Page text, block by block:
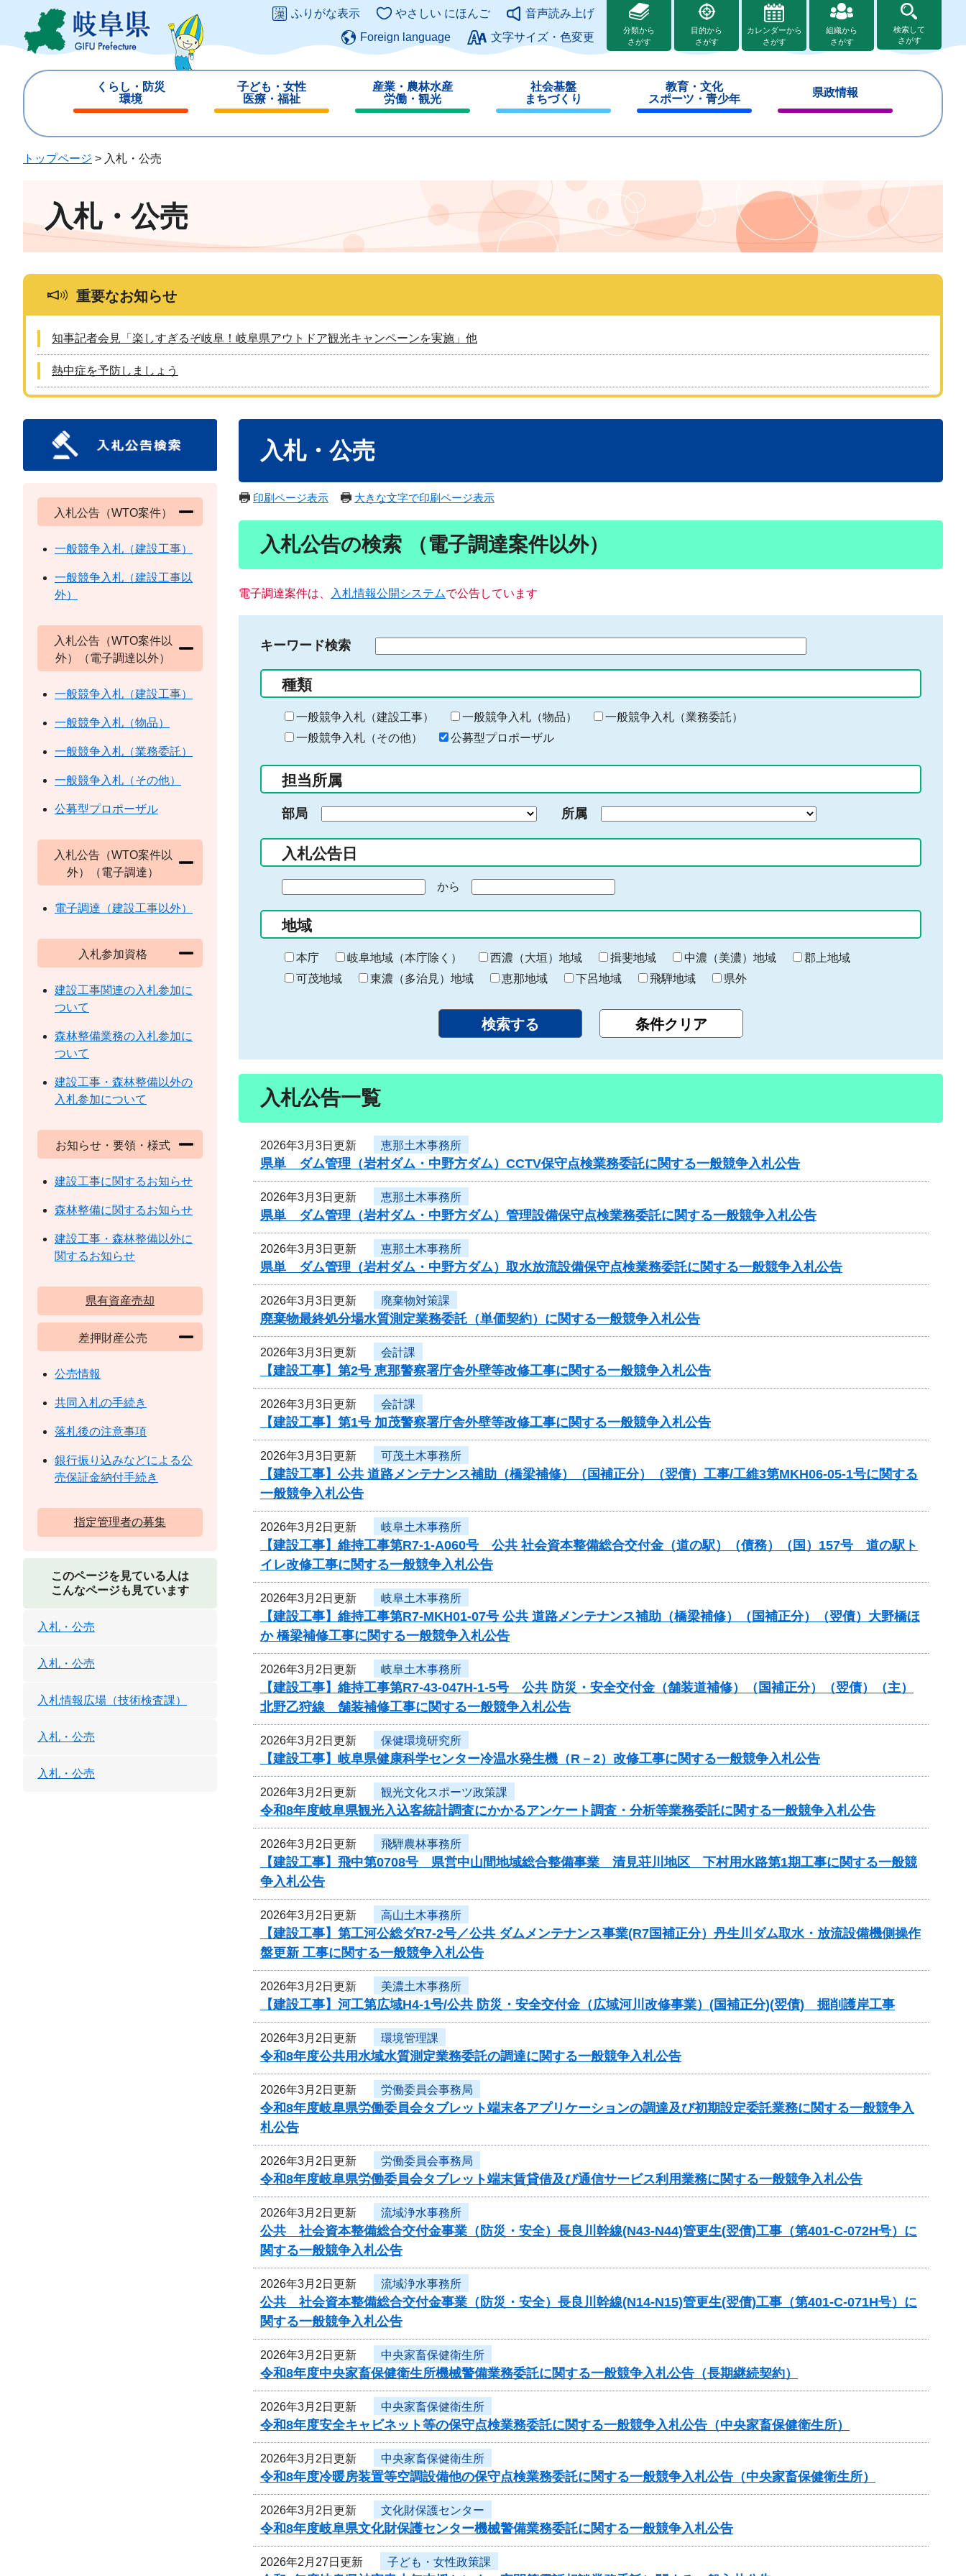
ジ
ュ
このページの本文へ
ふりがな表示 やさしい にほんご
音声読み上げ
Foreign language
文字サイズ・色変更
分類から
さがす
目的から
さがす
カレンダーから
さがす
組織から
さがす
検索して
さがす
くらし・防災
環境
じ
子ども・女性
医療・福祉
じ
産業・農林水産
労働・観光
じ
社会基盤
まちづくり
じ
教育・文化
スポーツ・青少年
じ
県政情報
じ
トップページ > 入札・公売
入札・公売
重要なお知らせ
知事記者会見「楽しすぎるぞ岐阜！岐阜県アウトドア観光キャンペーンを実施」他
熱中症を予防しましょう
入札・公売
印刷ページ表示 大きな文字で印刷ページ表示
入札公告の検索 （電子調達案件以外）
電子調達案件は、 入札情報公開システムで公告しています
キーワード検索
る
キ
ー
ー
入
力
種類
一般競争入札（建設工事） 一般競争入札（物品）
一般競争入札（業務委託）
一般競争入札（その他）
公募型プロポーザル
担当所属
部局 所属
入札公告日
の
始
ま
り
から
終
わ
り
地域
本庁 岐阜地域（本庁除く） 西濃（大垣）地域 揖斐地域 中濃（美濃）地域
郡上地域
可茂地域
東濃（多治見）地域 恵那地域 下呂地域 飛騨地域 県外
入札公告一覧
2026年3月3日更新 恵那土木事務所
県単 ダム管理（岩村ダム・中野方ダム）CCTV保守点検業務委託に関する一般競争入札公告
2026年3月3日更新 恵那土木事務所
県単 ダム管理（岩村ダム・中野方ダム）管理設備保守点検業務委託に関する一般競争入札公告
2026年3月3日更新 恵那土木事務所
県単 ダム管理（岩村ダム・中野方ダム）取水放流設備保守点検業務委託に関する一般競争入札公告
2026年3月3日更新 廃棄物対策課
廃棄物最終処分場水質測定業務委託（単価契約）に関する一般競争入札公告
2026年3月3日更新 会計課
【建設工事】第2号 恵那警察署庁舎外壁等改修工事に関する一般競争入札公告
2026年3月3日更新 会計課
【建設工事】第1号 加茂警察署庁舎外壁等改修工事に関する一般競争入札公告
2026年3月3日更新 可茂土木事務所
【建設工事】公共 道路メンテナンス補助（橋梁補修）（国補正分）（翌債）工事/工維3第MKH06-05-1号に関する
一般競争入札公告
2026年3月2日更新 岐阜土木事務所
【建設工事】維持工事第R7-1-A060号 公共 社会資本整備総合交付金（道の駅）（債務）（国）157号 道の駅ト
イレ改修工事に関する一般競争入札公告
2026年3月2日更新 岐阜土木事務所
【建設工事】維持工事第R7-MKH01-07号 公共 道路メンテナンス補助（橋梁補修）（国補正分）（翌債）大野橋ほ
か 橋梁補修工事に関する一般競争入札公告
2026年3月2日更新 岐阜土木事務所
【建設工事】維持工事第R7-43-047H-1-5号 公共 防災・安全交付金（舗装道補修）（国補正分）（翌債）（主）
北野乙狩線 舗装補修工事に関する一般競争入札公告
2026年3月2日更新 保健環境研究所
【建設工事】岐阜県健康科学センター冷温水発生機（R－2）改修工事に関する一般競争入札公告
2026年3月2日更新 観光文化スポーツ政策課
令和8年度岐阜県観光入込客統計調査にかかるアンケート調査・分析等業務委託に関する一般競争入札公告
2026年3月2日更新 飛騨農林事務所
【建設工事】飛中第0708号 県営中山間地域総合整備事業 清見荘川地区 下村用水路第1期工事に関する一般競
争入札公告
2026年3月2日更新 高山土木事務所
【建設工事】第工河公総ダR7-2号／公共 ダムメンテナンス事業(R7国補正分）丹生川ダム取水・放流設備機側操作
盤更新 工事に関する一般競争入札公告
2026年3月2日更新 美濃土木事務所
【建設工事】河工第広域H4-1号/公共 防災・安全交付金（広域河川改修事業）(国補正分)(翌債) 掘削護岸工事
2026年3月2日更新 環境管理課
令和8年度公共用水域水質測定業務委託の調達に関する一般競争入札公告
2026年3月2日更新 労働委員会事務局
令和8年度岐阜県労働委員会タブレット端末各アプリケーションの調達及び初期設定委託業務に関する一般競争入
札公告
2026年3月2日更新 労働委員会事務局
令和8年度岐阜県労働委員会タブレット端末賃貸借及び通信サービス利用業務に関する一般競争入札公告
2026年3月2日更新 流域浄水事務所
公共 社会資本整備総合交付金事業（防災・安全）長良川幹線(N43-N44)管更生(翌債)工事（第401-C-072H号）に
関する一般競争入札公告
2026年3月2日更新 流域浄水事務所
公共 社会資本整備総合交付金事業（防災・安全）長良川幹線(N14-N15)管更生(翌債)工事（第401-C-071H号）に
関する一般競争入札公告
2026年3月2日更新 中央家畜保健衛生所
令和8年度中央家畜保健衛生所機械警備業務委託に関する一般競争入札公告（長期継続契約）
2026年3月2日更新 中央家畜保健衛生所
令和8年度安全キャビネット等の保守点検業務委託に関する一般競争入札公告（中央家畜保健衛生所）
2026年3月2日更新 中央家畜保健衛生所
令和8年度冷暖房装置等空調設備他の保守点検業務委託に関する一般競争入札公告（中央家畜保健衛生所）
2026年3月2日更新 文化財保護センター
令和8年度岐阜県文化財保護センター機械警備業務委託に関する一般競争入札公告
2026年2月27日更新 子ども・女性政策課
入札公告（WTO案件）
一般競争入札（建設工事）
一般競争入札（建設工事以
外）
入札公告（WTO案件以
外）（電子調達以外）
一般競争入札（建設工事）
一般競争入札（物品）
一般競争入札（業務委託）
一般競争入札（その他）
公募型プロポーザル
入札公告（WTO案件以
外）（電子調達）
電子調達（建設工事以外）
入札参加資格
建設工事関連の入札参加に
ついて
森林整備業務の入札参加に
ついて
建設工事・森林整備以外の
入札参加について
お知らせ・要領・様式
建設工事に関するお知らせ
森林整備に関するお知らせ
建設工事・森林整備以外に
関するお知らせ
県有資産売却
差押財産公売
公売情報
共同入札の手続き
落札後の注意事項
銀行振り込みなどによる公
売保証金納付手続き
指定管理者の募集
このページを見ている人は
こんなページも見ています
入札・公売
入札・公売
入札情報広場（技術検査課）
入札・公売
入札・公売